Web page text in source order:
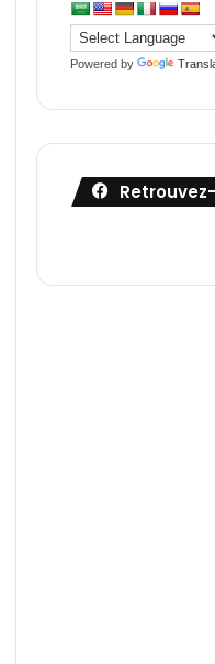
Powered by